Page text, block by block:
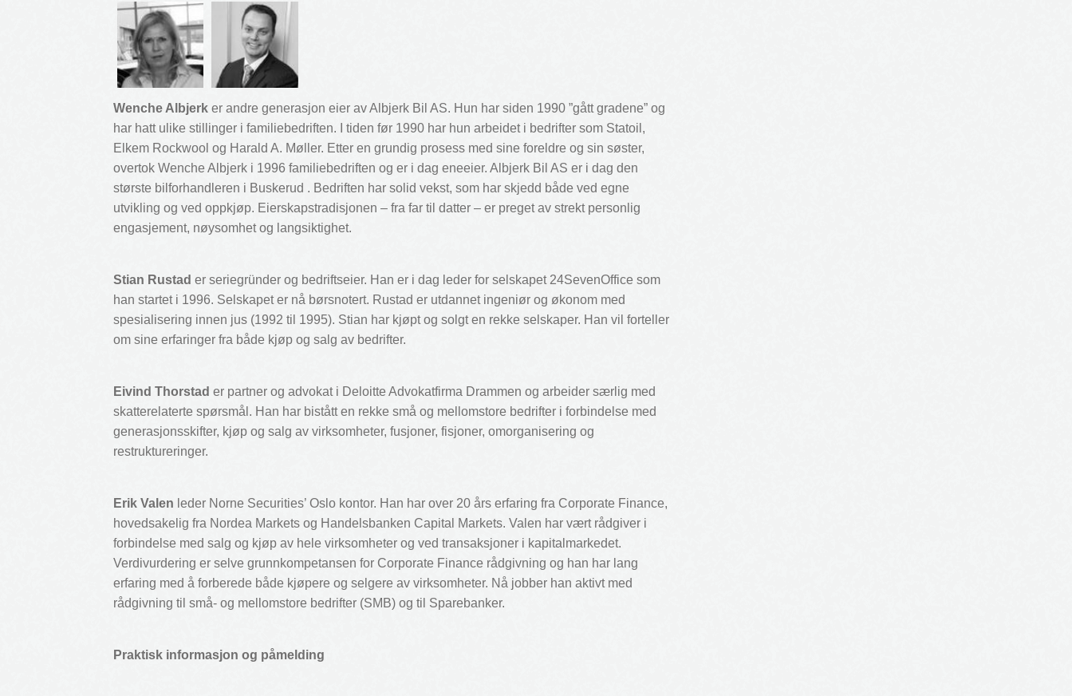
Wenche Albjerk er andre generasjon eier av Albjerk Bil AS. Hun har siden 1990 ”gått gradene” og
har hatt ulike stillinger i familiebedriften. I tiden før 1990 har hun arbeidet i bedrifter som Statoil,
Elkem Rockwool og Harald A. Møller. Etter en grundig prosess med sine foreldre og sin søster,
overtok Wenche Albjerk i 1996 familiebedriften og er i dag eneeier. Albjerk Bil AS er i dag den
største bilforhandleren i Buskerud . Bedriften har solid vekst, som har skjedd både ved egne
utvikling og ved oppkjøp. Eierskapstradisjonen – fra far til datter – er preget av strekt personlig
engasjement, nøysomhet og langsiktighet.
Stian Rustad er seriegründer og bedriftseier. Han er i dag leder for selskapet 24SevenOffice som
han startet i 1996. Selskapet er nå børsnotert. Rustad er utdannet ingeniør og økonom med
spesialisering innen jus (1992 til 1995). Stian har kjøpt og solgt en rekke selskaper. Han vil forteller
om sine erfaringer fra både kjøp og salg av bedrifter.
Eivind Thorstad er partner og advokat i Deloitte Advokatfirma Drammen og arbeider særlig med
skatterelaterte spørsmål. Han har bistått en rekke små og mellomstore bedrifter i forbindelse med
generasjonsskifter, kjøp og salg av virksomheter, fusjoner, fisjoner, omorganisering og
restruktureringer.
Erik Valen leder Norne Securities’ Oslo kontor. Han har over 20 års erfaring fra Corporate Finance,
hovedsakelig fra Nordea Markets og Handelsbanken Capital Markets. Valen har vært rådgiver i
forbindelse med salg og kjøp av hele virksomheter og ved transaksjoner i kapitalmarkedet.
Verdivurdering er selve grunnkompetansen for Corporate Finance rådgivning og han har lang
erfaring med å forberede både kjøpere og selgere av virksomheter. Nå jobber han aktivt med
rådgivning til små- og mellomstore bedrifter (SMB) og til Sparebanker.
Praktisk informasjon og påmelding